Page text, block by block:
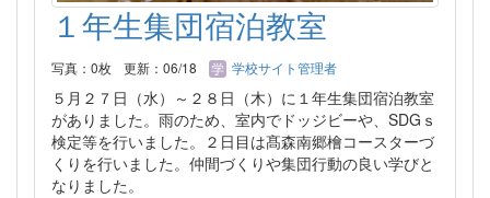
１年生集団宿泊教室
写真：0枚 更新：06/18 学校サイト管理者
５月２７日（水）～２８日（木）に１年生集団宿泊教室
がありました。雨のため、室内でドッジビーや、SDGｓ
検定等を行いました。２日目は髙森南郷檜コースターづ
くりを行いました。仲間づくりや集団行動の良い学びと
なりました。